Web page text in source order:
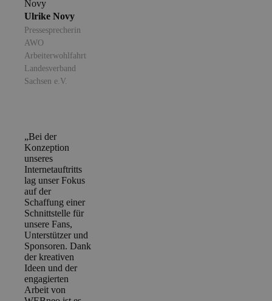
Ulrike Novy
Pressesprecherin
AWO
Arbeiterwohlfahrt
Landesverband
Sachsen e.V.
„Bei der
Konzeption
unseres
Internetauftritts
lag unser Fokus
auf der
Schaffung einer
Schnittstelle für
unsere Fans,
Unterstützer und
Sponsoren. Dank
der kreativen
Ideen und der
engagierten
Arbeit von